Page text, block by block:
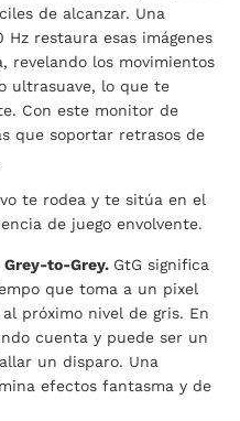
de alcanzar. Una
Hz restaura esas imágenes
los movimientos
ultrasuave, lo que te
Con este monitor de
que soportar retrasos de
te rodea y te sitúa en el
de juego envolvente.
Grey-to-Grey. GtG significa
que toma a un pixel
próximo nivel de gris. En
cuenta y puede ser un
un disparo. Una
efectos fantasma y de